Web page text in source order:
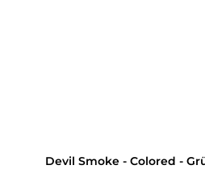
Devil Smoke - Colored -